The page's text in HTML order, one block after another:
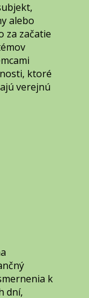
alebo
za začatie
ktoré
verejnú
k
dní,